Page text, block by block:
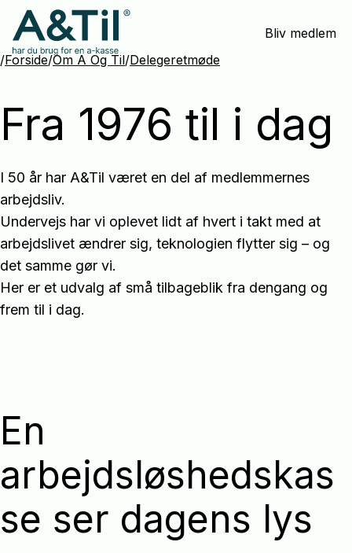
Spring
menu
over
til
indhold
Bliv medlem
/Forside/Om A Og Til/Delegeretmøde
Fra 1976 til i dag
I 50 år har A&Til været en del af medlemmernes
arbejdsliv.
Undervejs har vi oplevet lidt af hvert i takt med at
arbejdslivet ændrer sig, teknologien flytter sig – og
det samme gør vi.
Her er et udvalg af små tilbageblik fra dengang og
frem til i dag.
En
arbejdsløshedskas
se ser dagens lys